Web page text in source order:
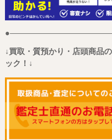
↓買取・質預かり・店頭商品
ック！↓